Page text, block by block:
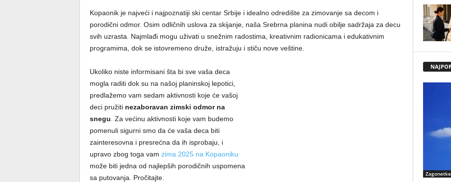
Kopaonik je najveći i najpoznatiji ski centar Srbije i idealno odredište za zimovanje sa decom i
porodični odmor. Osim odličnih uslova za skijanje, naša Srebrna planina nudi obilje sadržaja za decu
svih uzrasta. Najmlađi mogu uživati u snežnim radostima, kreativnim radionicama i edukativnim
programima, dok se istovremeno druže, istražuju i stiču nove veštine.
Ukoliko niste informisani šta bi sve vaša deca
mogla raditi dok su na našoj planinskoj lepotici,
predlažemo vam sedam aktivnosti koje će vašoj
deci pružiti nezaboravan zimski odmor na
snegu . Za većinu aktivnosti koje vam budemo
pomenuli sigurni smo da će vaša deca biti
zainteresovna i presrećna da ih isprobaju, i
upravo zbog toga vam zima 2025 na Kopaoniku
može biti jedna od najlepših porodičnih uspomena
sa putovanja. Pročitajte.
Zagonetke